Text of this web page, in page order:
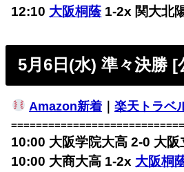
12:10 大阪桐蔭 1-2x 関大北
5月6日(水) 準々決勝 [
Amazon新着｜ 楽天トラベ
10:00 大阪学院大高 2-0 大阪
10:00 大商大高 1-2x 大阪桐